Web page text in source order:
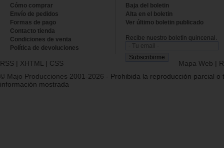
Cómo comprar
Envío de pedidos
Formas de pago
Contacto tienda
Condiciones de venta
Política de devoluciones
Baja del boletin
Alta en el boletin
Ver último boletin publicado
Recibe nuestro boletín quincenal.
RSS | XHTML | CSS Mapa Web |
© Majo Producciones 2001-2026 - Prohibida la reproducción parcial o
información mostrada